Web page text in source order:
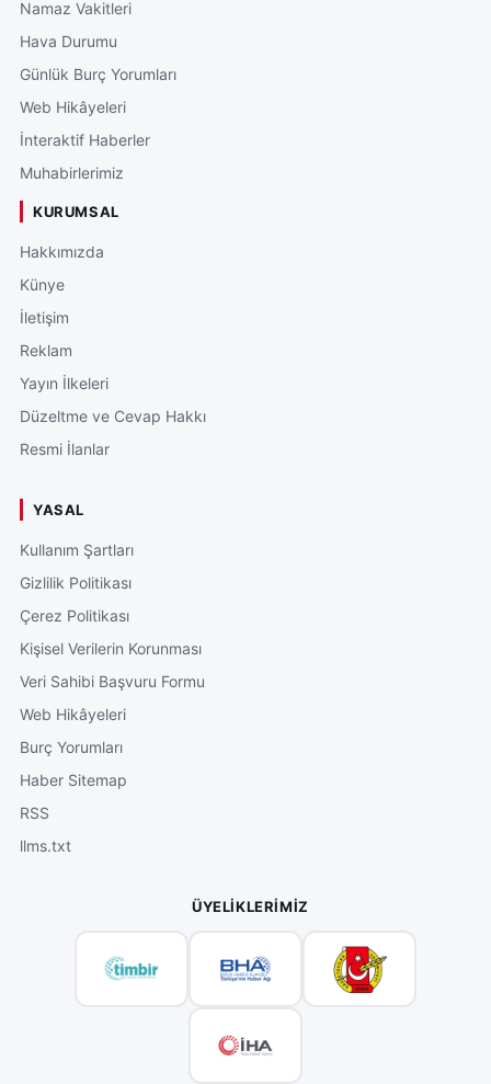
Namaz Vakitleri
Hava Durumu
Günlük Burç Yorumları
Web Hikâyeleri
İnteraktif Haberler
Muhabirlerimiz
KURUMSAL
Hakkımızda
Künye
İletişim
Reklam
Yayın İlkeleri
Düzeltme ve Cevap Hakkı
Resmi İlanlar
YASAL
Kullanım Şartları
Gizlilik Politikası
Çerez Politikası
Kişisel Verilerin Korunması
Veri Sahibi Başvuru Formu
Web Hikâyeleri
Burç Yorumları
Haber Sitemap
RSS
llms.txt
ÜYELIKLERIMIZ